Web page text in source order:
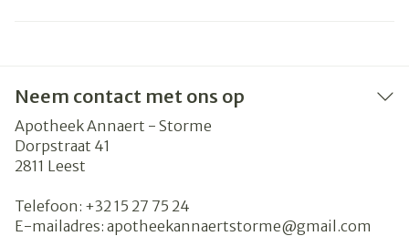
Neem contact met ons op
Apotheek Annaert - Storme
Dorpstraat 41
2811 Leest
Telefoon: +32 15 27 75 24
E-mailadres: apotheekannaertstorme@gmail.com